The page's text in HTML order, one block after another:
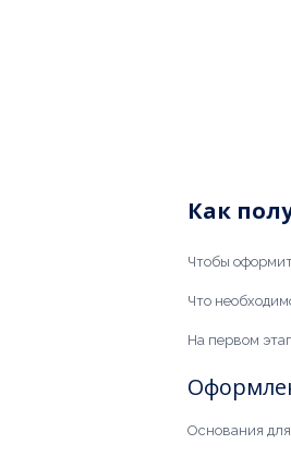
Как
Чтобы
Что
На первом
Основания